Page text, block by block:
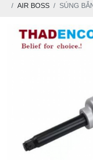
AIR BOSS
SÚNG